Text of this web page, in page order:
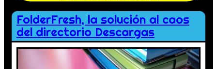
FolderFresh, la solución al caos
del directorio Descargas